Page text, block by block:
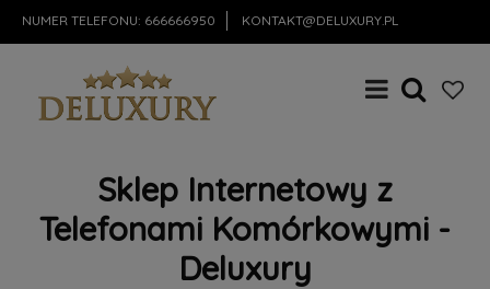
NUMER TELEFONU: 666666950 KONTAKT@DELUXURY.PL
Sklep Internetowy z
Telefonami Komórkowymi -
Deluxury